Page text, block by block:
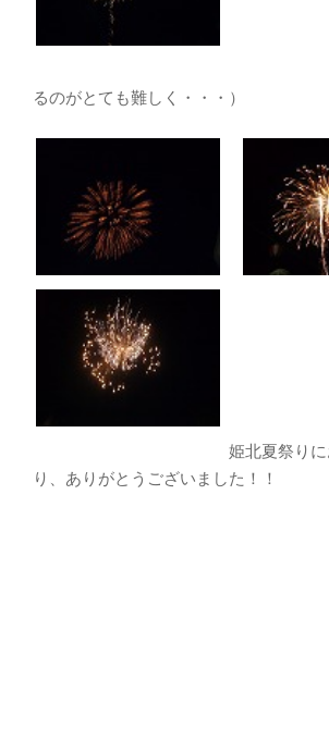
るのがとても難しく・・・）
姫北夏祭り
り、ありがとうございました！！